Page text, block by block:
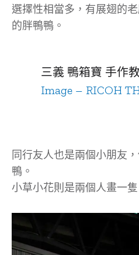
選擇性相當多，有展翅的
的胖鴨鴨。
三義 鴨箱寶 手作
Image – RICOH
同行友人也是兩個小朋友
鴨。
小草小花則是兩個人畫一隻